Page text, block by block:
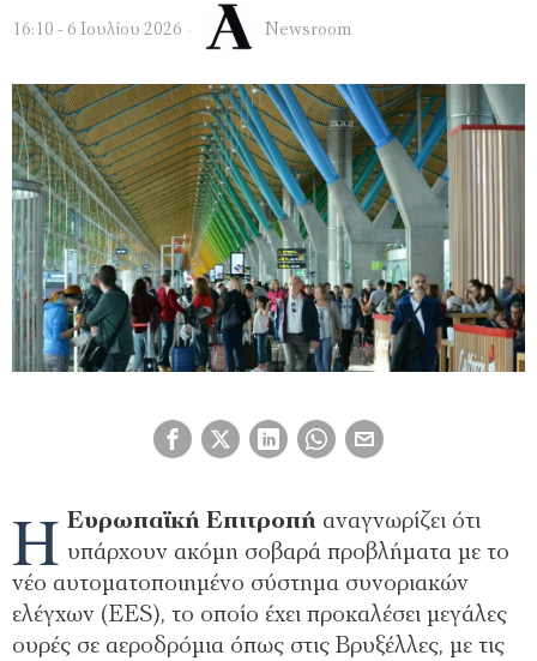
16:10 - 6 Ιουλίου 2026 Newsroom
Η Ευρωπαϊκή Επιτροπή αναγνωρίζει ότι
υπάρχουν ακόμη σοβαρά προβλήματα με το
νέο αυτοματοποιημένο σύστημα συνοριακών
ελέγχων (EES), το οποίο έχει προκαλέσει μεγάλες
ουρές σε αεροδρόμια όπως στις Βρυξέλλες, με τις